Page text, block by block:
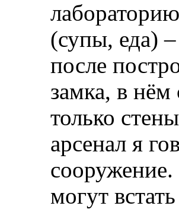
(супы, еда)
после
замка, в
только
арсенал я
могут